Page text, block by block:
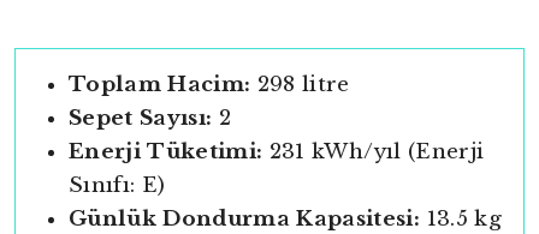
Toplam Hacim: 298 litre
Sepet Sayısı: 2
Enerji Tüketimi: 231 kWh/yıl (Enerji
Sınıfı: E)
Günlük Dondurma Kapasitesi: 13.5 kg